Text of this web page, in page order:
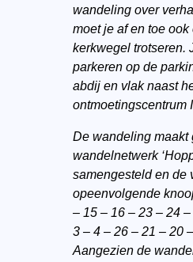
wandeling over
moet je af en toe ook
kerkwegel trotseren.
parkeren op de
abdij en vlak naast
ontmoetingscentrum
De wandeling maakt
wandelnetwerk
samengesteld en de
opeenvolgende
– 15 – 16 – 23 – 24
3 – 4 – 26 – 21 – 20
Aangezien de